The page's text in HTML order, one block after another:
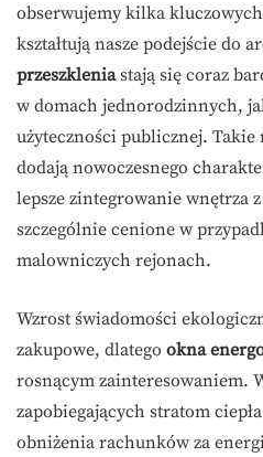
obserwujemy kilka
kształtują nasze podejście do
przeszkleniastają się coraz
w domach jednorodzinnych,
użyteczności publicznej.
dodają nowoczesnego
lepsze zintegrowanie wnętrza
szczególnie cenione w
malowniczych rejonach.
Wzrost świadomości
zakupowe, dlatego okna
rosnącym zainteresowaniem.
zapobiegających stratom
obniżenia rachunków za